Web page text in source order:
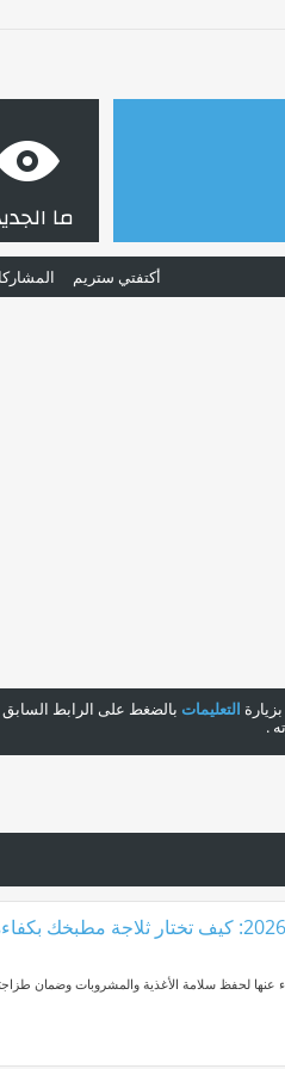
ما
أكتفتي ستريم
التعليمات بالضغط على الرابط السابق
.
دليل المستهلك لعام 2026: كيف تختار ثلاجة
لحفظ سلامة الأغذية والمشروبات وضمان